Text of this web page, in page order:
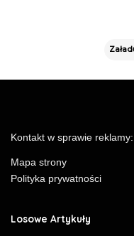
Kontakt w sprawie reklamy:
Mapa strony
Polityka prywatności
Losowe Artykuły